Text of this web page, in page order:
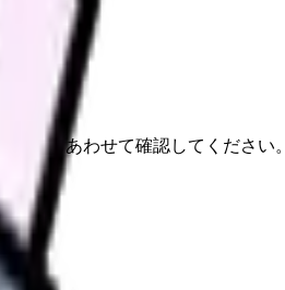
報もあわせて確認してください。